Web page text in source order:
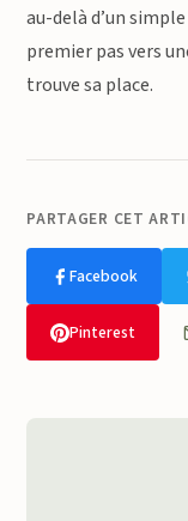
au-delà d’un
premier pas vers
trouve sa place.
PARTAGER CET
Facebook
Pinterest